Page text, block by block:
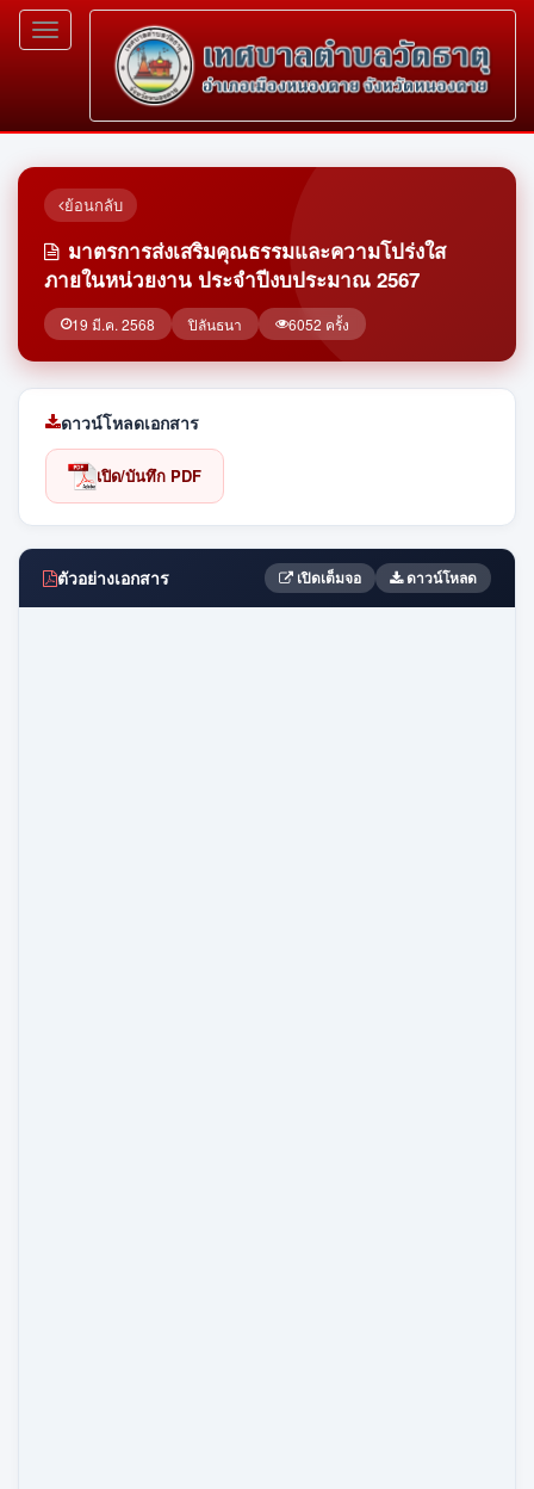
Toggle
navigation
ย้อนกลับ
มาตรการส่งเสริมคุณธรรมและความโปร่งใส
ภายในหน่วยงาน ประจำปีงบประมาณ 2567
19 มี.ค. 2568 ปิลันธนา 6052 ครั้ง
ดาวน์โหลดเอกสาร
เปิด/บันทึก PDF
ตัวอย่างเอกสาร เปิดเต็มจอ ดาวน์โหลด